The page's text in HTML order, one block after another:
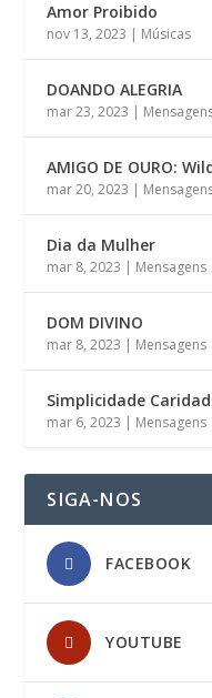
Amor Proibido
nov 13, 2023 | Músicas
DOANDO ALEGRIA
mar 23, 2023 |
AMIGO DE OURO:
mar 20, 2023 |
Dia da Mulher
mar 8, 2023 | Mensagens
DOM DIVINO
mar 8, 2023 | Mensagens
Simplicidade
mar 6, 2023 | Mensagens
SIGA-NOS
FACEBOOK
YOUTUBE